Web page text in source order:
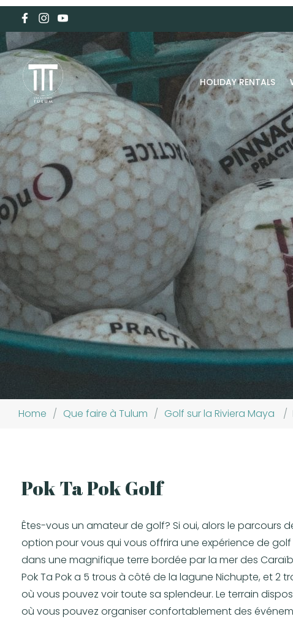
HOLIDAY RENTALS
Home / Que faire à Tulum / Golf sur la Riviera Maya /
Pok Ta Pok Golf
Êtes-vous un amateur de golf? Si oui, alors le parcours
option pour vous qui vous offrira une expérience de
dans une magnifique terre bordée par la mer des
Pok Ta Pok a 5 trous à côté de la lagune Nichupte, et 2
où vous pouvez voir toute sa splendeur. Le terrain
où vous pouvez organiser confortablement des